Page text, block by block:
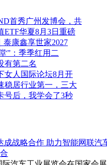
首秀广州发博会，共
ETF华夏8月3日重磅
泰康鑫享世家2027
”：季季红用二
有第二名
人国际论坛8月开
稳居行业第一，三大
号后，我学会了3秒